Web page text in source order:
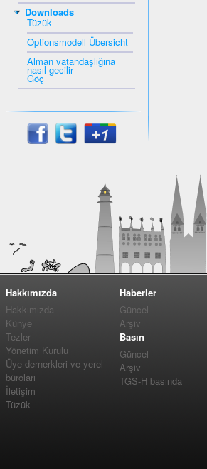
Downloads
Tüzük
Optionsmodell Übersicht
Alman vatandaşlığına
nasıl gecilir
Göç
Hakkımızda
Hakkımızda
Künye
Tezler
Yönetim Kurulu
Üye dernerkleri ve yerel
büroları
İletişim
Tüzük
Haberler
Güncel
Arşiv
Basın
Güncel
Arşiv
TGS-H basında